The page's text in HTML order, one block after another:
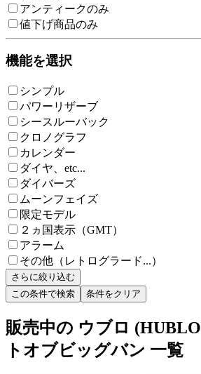
アンティークのみ
値下げ商品のみ
機能を選択
シンプル
パワーリザーブ
シースルーバック
クロノグラフ
カレンダー
ダイヤ、etc...
ダイバーズ
ムーンフェイズ
限定モデル
２ヵ国表示（GMT）
アラーム
その他（レトログラード...）
さらに絞り込む
この条件で検索
条件をクリア
販売中の ウブロ
トオブビッグバン 一覧